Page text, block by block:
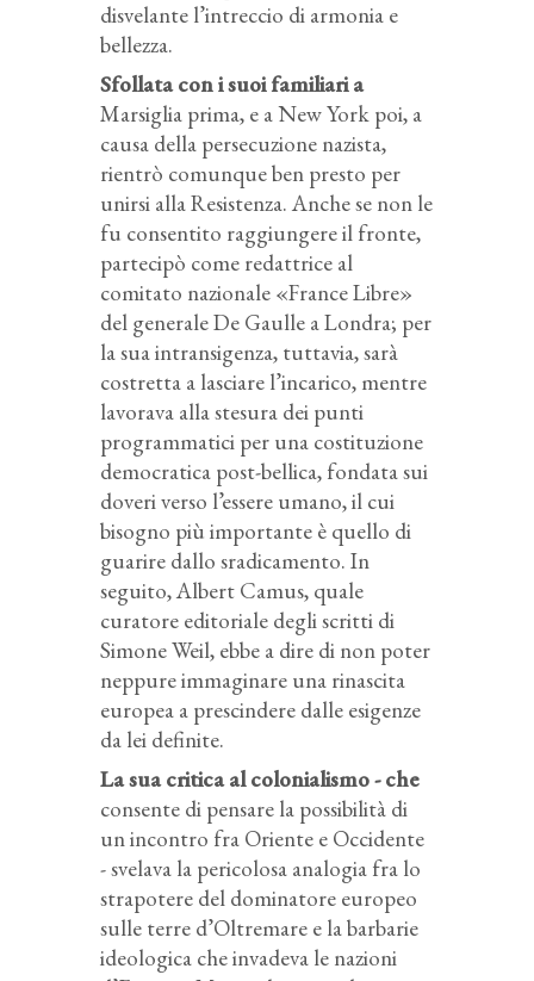
disvelante l’intreccio di armonia e
bellezza.
Sfollata con i suoi familiari a
Marsiglia prima, e a New York poi, a
causa della persecuzione nazista,
rientrò comunque ben presto per
unirsi alla Resistenza. Anche se non le
fu consentito raggiungere il fronte,
partecipò come redattrice al
comitato nazionale «France Libre»
del generale De Gaulle a Londra; per
la sua intransigenza, tuttavia, sarà
costretta a lasciare l’incarico, mentre
lavorava alla stesura dei punti
programmatici per una costituzione
democratica post-bellica, fondata sui
doveri verso l’essere umano, il cui
bisogno più importante è quello di
guarire dallo sradicamento. In
seguito, Albert Camus, quale
curatore editoriale degli scritti di
Simone Weil, ebbe a dire di non poter
neppure immaginare una rinascita
europea a prescindere dalle esigenze
da lei definite.
La sua critica al colonialismo - che
consente di pensare la possibilità di
un incontro fra Oriente e Occidente
- svelava la pericolosa analogia fra lo
strapotere del dominatore europeo
sulle terre d’Oltremare e la barbarie
ideologica che invadeva le nazioni